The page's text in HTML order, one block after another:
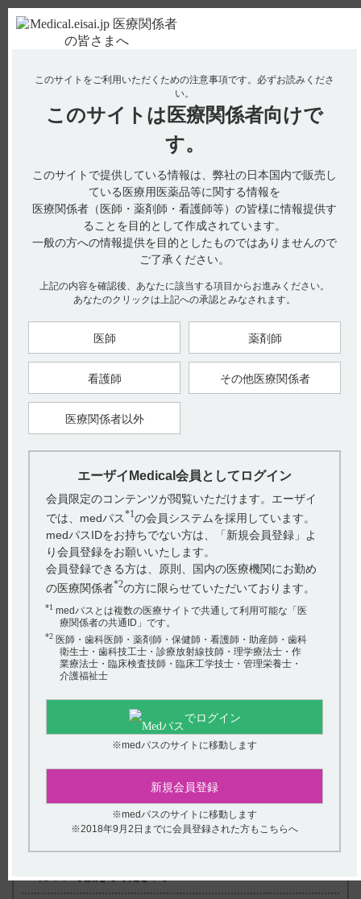
使用期限検索 Drug Information
No : 3370
【ケアラム】 食後以外のタイミングでの服用に
ついて教えてください。
【ケアラム】
食後以外のタイミングでの服用について教えてください。
電子添文には、用法及び用量について、以下の記載がありま
6.用法及び用量（引用1）
通常、成人にはイグラチモドとして、1回25mgを1日1回朝食後
に4週間以上経口投与し、それ以降、1回25mgを1日2回（朝食
後、夕食後）に増量する。
臨床第I相試験において食事による影響は認められなかったこ
とや関節リウマチ（RA）疾患に対して併用される薬剤の多く
が食後投与であることから食後投与とすることとしました。
【関連情報】
あります。（引用3）
■食事・併用薬の影響
健康成人男子6名に本剤100mg
を食後30分及び空腹時に単回経
口投与したとき、イグラチモド並びに活性代謝物M1及びM2は
類似した血漿中濃度推移を示し、食事による影響はないと考え
られた。（引用4）
注：承認外の用法及び用量です。引用1の用法及び用量をご参
照ください。
【引用】
1）ケアラム錠25mg電子添文2022年8月改訂（第1版） 6.用法及
2）社内資料：イグラチモドの投与方法（CTD2.7.3.4.2）
[CRM-0143]
3）ケアラム錠25mgインタビューフォーム2023年1月改訂(第8
版) VII.薬物動態に関する項目 1.血中濃度の推移 (4）食事・
併用薬の影響
4）[承認時申請資料] 社内資料：臨床第Ⅰ相試験 ［CRM-
関連するQ&A
このサイトをご利用いただくための注意事項です。 必ずお読みくださ
い。
このサイトは 医療関係者向けで
す。
このサイトで提供している情報は、弊社の日本国内で販売し
ている医療用医薬品等に関する情報を
医療関係者（医師・薬剤師・看護師等）の皆様に情報提供す
ることを目的として作成されています。
一般の方への情報提供を目的としたものではありませんので
ご了承ください。
上記の内容を確認後、あなたに該当する項目からお進みください。
あなたのクリックは上記への承認とみなされます。
医師 薬剤師
看護師 その他医療関係者
医療関係者以外
エーザイMedical会員としてログイン
会員限定のコンテンツが閲覧いただけます。エーザイ
では、medパス*1の会員システムを採用しています。
medパスIDをお持ちでない方は、「新規会員登録」よ
り会員登録をお願いいたします。
会員登録できる方は、原則、国内の医療機関にお勤め
の医療関係者*2の方に限らせていただいております。
*1 medパスとは複数の医療サイトで共通して利用可能な「医
療関係者の共通ID」です。
*2 医師・歯科医師・薬剤師・保健師・看護師・助産師・歯科
衛生士・歯科技工士・診療放射線技師・理学療法士・作
業療法士・臨床検査技師・臨床工学技士・管理栄養士・
介護福祉士
でログイン
※medパスのサイトに移動します
新規会員登録
※medパスのサイトに移動します
※2018年9月2日までに会員登録された方もこちらへ